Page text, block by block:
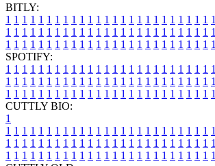
BITLY:
1 1 1 1 1 1 1 1 1 1 1 1 1 1 1 1 1 1 1 1 1 1 1 1 1 1
1 1 1 1 1 1 1 1 1 1 1 1 1 1 1 1 1 1 1 1 1 1 1 1 1 1
1 1 1 1 1 1 1 1 1 1 1 1 1 1 1 1 1 1 1 1 1 1 1 1 1 1
SPOTIFY:
1 1 1 1 1 1 1 1 1 1 1 1 1 1 1 1 1 1 1 1 1 1 1 1 1 1
1 1 1 1 1 1 1 1 1 1 1 1 1 1 1 1 1 1 1 1 1 1 1 1 1 1
1 1 1 1 1 1 1 1 1 1 1 1 1 1 1 1 1 1 1 1 1 1 1 1 1 1
CUTTLY BIO:
1
1 1 1 1 1 1 1 1 1 1 1 1 1 1 1 1 1 1 1 1 1 1 1 1 1 1
1 1 1 1 1 1 1 1 1 1 1 1 1 1 1 1 1 1 1 1 1 1 1 1 1 1
1 1 1 1 1 1 1 1 1 1 1 1 1 1 1 1 1 1 1 1 1 1 1 1 1 1